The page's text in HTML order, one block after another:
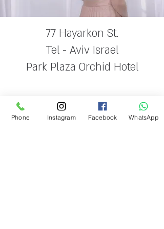
77 Hayarkon St.
Tel - Aviv Israel
Park Plaza Orchid Hotel
רחוב הירקון 77 תל אביב
Phone Instagram Facebook WhatsApp